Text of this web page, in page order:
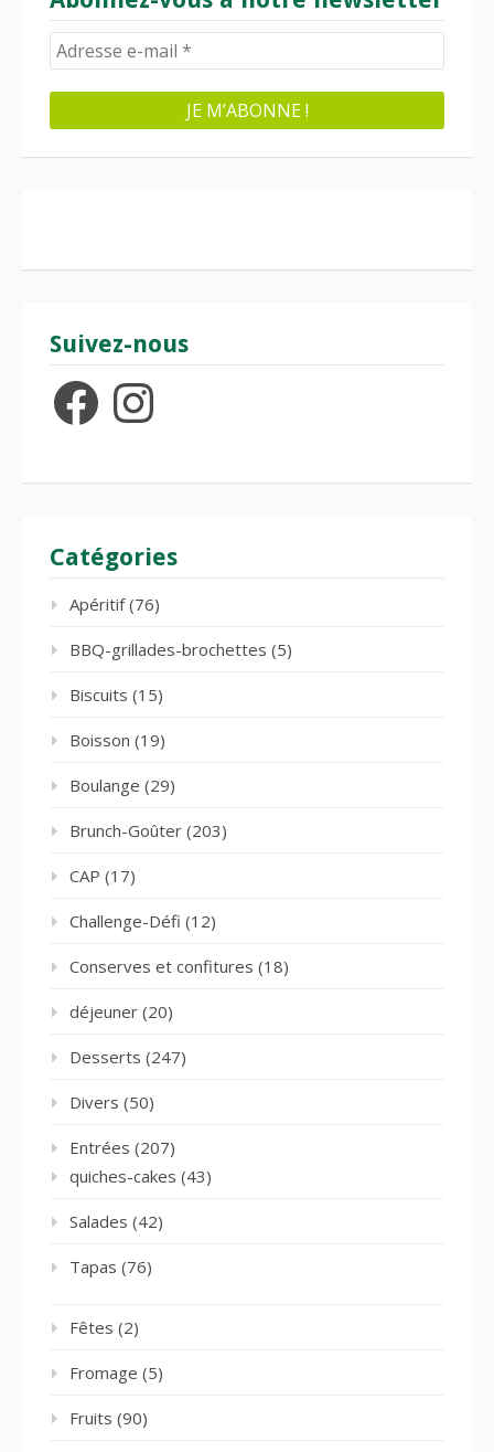
Suivez-nous
FacebookInstagram
Catégories
Apéritif(76)
BBQ-grillades-brochettes (5)
Biscuits (15)
Boisson (19)
Boulange (29)
Brunch-Goûter (203)
CAP (17)
Challenge-Défi (12)
Conserves et confitures (18)
déjeuner (20)
Desserts (247)
Divers (50)
Entrées (207)
quiches-cakes (43)
Salades (42)
Tapas (76)
Fêtes (2)
Fromage (5)
Fruits (90)